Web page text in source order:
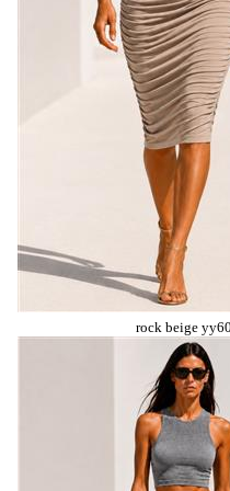
rock beige